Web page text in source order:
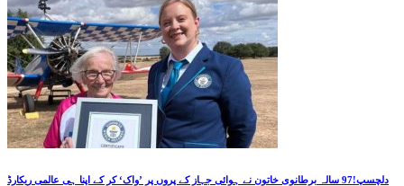
دلچسپ!97 سالہ برطانوی خاتون نے ہوائی جہاز کے پروں پر ’واک‘ کر کے اپنا ہی عالمی ریکارڈ